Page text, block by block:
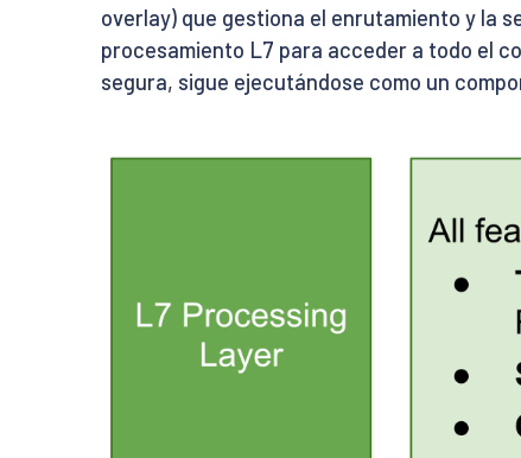
overlay) que gestiona el enrutamiento y la
procesamiento L7 para acceder a todo el
segura, sigue ejecutándose como un